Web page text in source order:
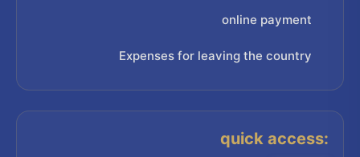
online payment
Expenses for leaving the country
quick access: